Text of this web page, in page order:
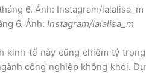
6. Ảnh: Instagram/lalalisa_m
kinh tế này cũng chiếm tỷ trọng
công nghiệp không khói. Dự